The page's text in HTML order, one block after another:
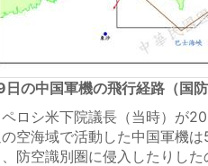
日の中国軍機の飛行経路（国防
ロシ米下院議長（当時）が
空海域で活動した中国軍機
、防空識別圏に侵入したりした